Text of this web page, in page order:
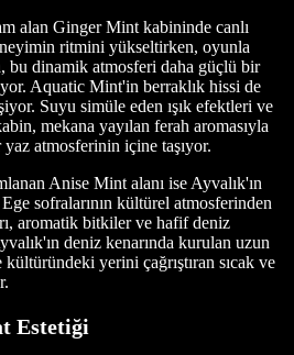
alan Ginger Mint kabininde canlı
ritmini yükseltirken, oyunla
bu dinamik atmosferi daha güçlü bir
Aquatic Mint'in berraklık hissi de
Suyu simüle eden ışık efektleri ve
mekana yayılan ferah aromasıyla
atmosferinin içine taşıyor.
Anise Mint alanı ise Ayvalık'ın
sofralarının kültürel atmosferinden
aromatik bitkiler ve hafif deniz
deniz kenarında kurulan uzun
kültüründeki yerini çağrıştıran sıcak ve
Estetiği